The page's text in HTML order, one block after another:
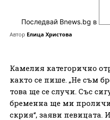
Последвай Bnews.bg в
Автор Елица Христова
Камелия категорично
както се пише. „Не съм
това ще се случи. Със
бременна ще ми
скрия“, заяви певицата.